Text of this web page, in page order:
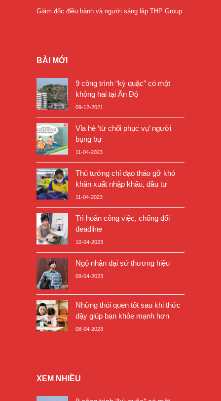
Giám đốc điều hành và người sáng lập THP Group
BÀI MỚI
9 công trình “kỳ quặc” có một
không hai tại Ấn Độ
09-12-2021
Vỉa hè ‘từ chối phục vụ’ người
bụng bự
11-04-2023
Thủ tướng chỉ đạo tháo gỡ khó
khăn xuất nhập khẩu, đầu tư
11-04-2023
Trì hoãn công việc, chống đối
deadline
10-04-2023
Ngộ nhận đại sứ thương hiệu
08-04-2023
Những thói quen tốt sau khi thức
dậy giúp bạn khỏe mạnh hơn
08-04-2023
XEM NHIỀU